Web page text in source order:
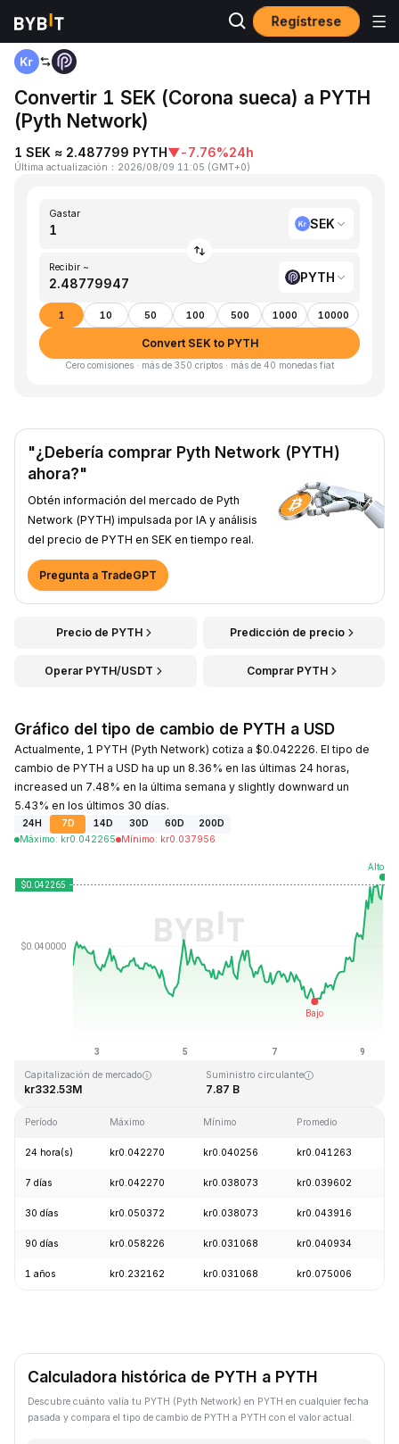
Regístrese
Inicio SEK to PYTH
Convertir 1 SEK (Corona sueca) a PYTH
(Pyth Network)
1 SEK ≈ 2.487799 PYTH▼-7.76%24h
Última actualización ： 2026/08/09 11:05 (GMT+0)
Gastar
SEK
Recibir ~
PYTH
1 10 50 100 500 1000 10000
Convert SEK to PYTH
Cero comisiones · más de 350 criptos · más de 40 monedas fiat
"¿Debería comprar Pyth Network (PYTH)
ahora?"
Obtén información del mercado de Pyth
Network (PYTH) impulsada por IA y análisis
del precio de PYTH en SEK en tiempo real.
Pregunta a TradeGPT
Precio de PYTH Predicción de precio
Operar PYTH/USDT Comprar PYTH
Gráfico del tipo de cambio de PYTH a USD
Actualmente, 1 PYTH (Pyth Network) cotiza a $0.042226. El tipo de
cambio de PYTH a USD ha up un 8.36% en las últimas 24 horas,
increased un 7.48% en la última semana y slightly downward un
5.43% en los últimos 30 días.
24H 7D 14D 30D 60D
200D
Máximo: kr0.042265 Mínimo: kr0.037956
Capitalización de mercado
kr332.53M
Suministro circulante
7.87 B
Período Máximo Mínimo Promedio
24 hora(s) kr0.042270 kr0.040256 kr0.041263
7 días kr0.042270 kr0.038073 kr0.039602
30 días kr0.050372 kr0.038073 kr0.043916
90 días kr0.058226 kr0.031068 kr0.040934
1 años kr0.232162 kr0.031068 kr0.075006
Calculadora histórica de PYTH a PYTH
Descubre cuánto valía tu PYTH (Pyth Network) en PYTH en cualquier fecha
pasada y compara el tipo de cambio de PYTH a PYTH con el valor actual.